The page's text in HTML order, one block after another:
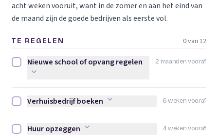
acht weken vooruit, want in de zomer en aan het eind van
de maand zijn de goede bedrijven als eerste vol.
TE REGELEN 0 van 12
2 maanden vooraf
Nieuwe school of opvang regelen afvinken
Nieuwe school of opvang regelen
6 weken vooraf
Verhuisbedrijf boeken afvinken
Verhuisbedrijf boeken
4 weken vooraf
Huur opzeggen afvinken
Huur opzeggen